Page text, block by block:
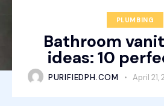
PLUMBING
Bathroom
ideas: 10
PURIFIEDPH.COM April 21,